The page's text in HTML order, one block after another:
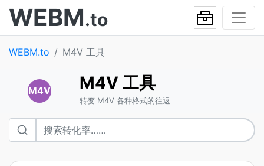
WEBM.to
WEBM.to M4V 工具
M4V M4V 工具
转变 M4V 各种格式的往返